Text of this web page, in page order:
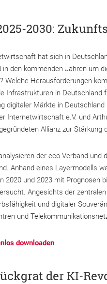
2030:
hat sich in
in den kommenden Jahren um
Welche Herausforderungen
Infrastrukturen in Deutschland
digitaler Märkte in
Internetwirtschaft e.V. und
Allianz zur
der eco Verband
Anhand eines Layermodells
2020 und 2023 mit Prognosen
Angesichts der
und digitaler
und
downloaden
der KI-